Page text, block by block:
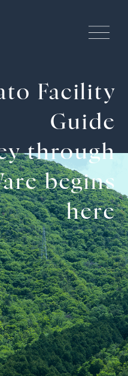
Facility
Guide
through
begins
here